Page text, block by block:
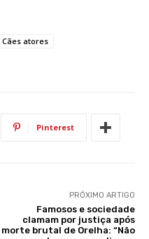
Cães atores
Pinterest
PRÓXIMO ARTIGO
Famosos e sociedade
clamam por justiça após
morte brutal de Orelha: “Não